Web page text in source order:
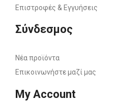
Επιστροφές & Εγγυήσεις
Σύνδεσμος
Νέα προϊόντα
Επικοινωνήστε μαζί μας
My Account